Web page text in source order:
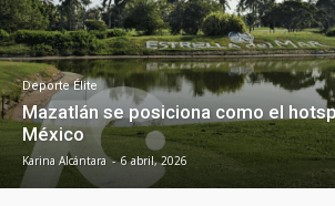
Deporte Élite
Mazatlán se posiciona como el
México
Karina Alcántara - 6 abril, 2026